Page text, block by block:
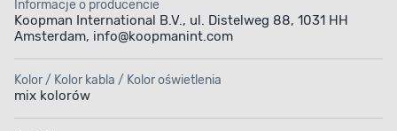
Informacje o producencie
Koopman International B.V., ul. Distelweg 88, 1031 HH
Amsterdam, info@koopmanint.com
Kolor / Kolor kabla / Kolor oświetlenia
mix kolorów